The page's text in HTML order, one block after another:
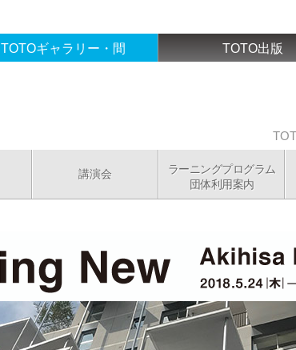
TOTOギャラリー・間 TOTO出版
講演会
ラーニングプログラム
団体利用案内